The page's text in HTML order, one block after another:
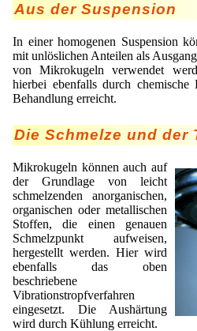
Aus der Suspension
In einer homogenen Suspension
mit unlöslichen Anteilen als
von Mikrokugeln verwendet
hierbei ebenfalls durch chemische
Behandlung erreicht.
Die Schmelze und der
Mikrokugeln können auch auf
der Grundlage von leicht
schmelzenden anorganischen,
organischen oder metallischen
Stoffen, die einen genauen
Schmelzpunkt aufweisen,
hergestellt werden. Hier wird
ebenfalls das oben
beschriebene
Vibrationstropfverfahren
eingesetzt. Die Aushärtung
wird durch Kühlung erreicht.